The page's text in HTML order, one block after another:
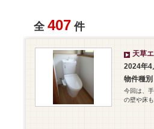
全 407 件
天草
2024年4
物件種
今回は、
の壁や床